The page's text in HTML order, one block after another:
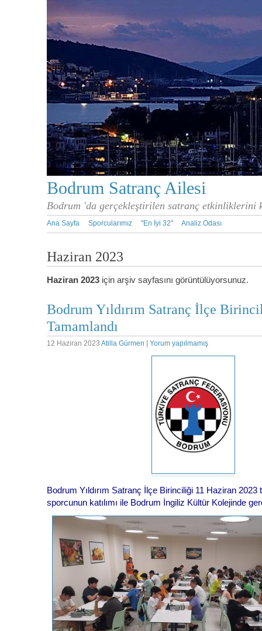
Bodrum Satranç Ailesi
Bodrum 'da gerçekleştirilen satranç etkinliklerini
Ana Sayfa Sporcularımız ''En İyi 32'' Analiz Odası
Haziran 2023
Haziran 2023 için arşiv sayfasını görüntülüyorsunuz.
Bodrum Yıldırım Satranç İlçe
Tamamlandı
12 Haziran 2023 Atilla Gürmen Yorum yapılmamış
Bodrum Yıldırım Satranç İlçe Birinciliği 11 Haziran 2023
sporcunun katılımı ile Bodrum İngiliz Kültür Kolejinde